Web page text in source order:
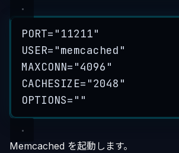
PORT= " 11211"
USER= "memcached "
MAXCONN= "4096 "
CACHESIZE= "2048 "
OPTIONS= ""
Memcached を起動します。